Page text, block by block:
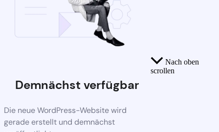
Demnächst verfügbar
Die neue WordPress-Website wird
gerade erstellt und demnächst
Nach oben
scrollen